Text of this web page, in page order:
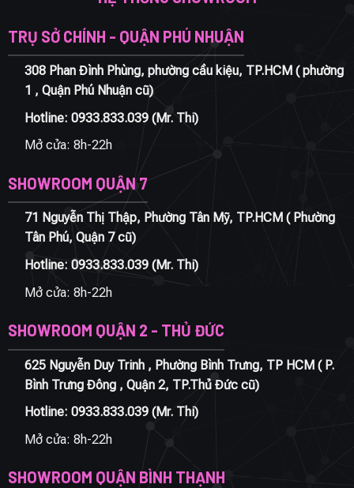
TRỤ SỞ CHÍNH - QUẬN PHÚ NHUẬN
308 Phan Đình Phùng, phường cầu kiệu, TP.HCM ( phường
1 , Quận Phú Nhuận cũ)
Hotline: 0933.833.039(Mr. Thi)
Mở cửa: 8h-22h
SHOWROOM QUẬN 7
71 Nguyễn Thị Thập, Phường Tân Mỹ, TP.HCM ( Phường
Tân Phú, Quận 7 cũ)
Hotline: 0933.833.039(Mr. Thi)
Mở cửa: 8h-22h
SHOWROOM QUẬN 2 - THỦ ĐỨC
625 Nguyễn Duy Trinh , Phường Bình Trưng, TP HCM ( P.
Bình Trưng Đông , Quận 2, TP.Thủ Đức cũ)
Hotline: 0933.833.039(Mr. Thi)
Mở cửa: 8h-22h
SHOWROOM QUẬN BÌNH THẠNH